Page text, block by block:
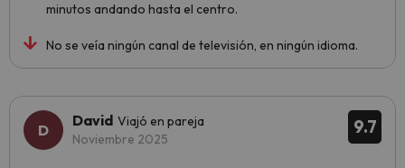
minutos andando hasta el centro.
No se veía ningún canal de televisión, en ningún idioma.
9.7
David Viajó en pareja
Noviembre 2025